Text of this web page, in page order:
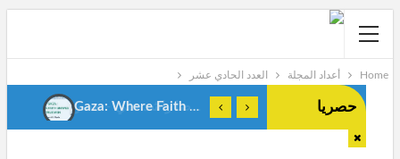
Home أعداد المجلة العدد الحادي عشر
حصريا Gaza: Where Faith Shapes True Men.Anes Stiti-Algeria-